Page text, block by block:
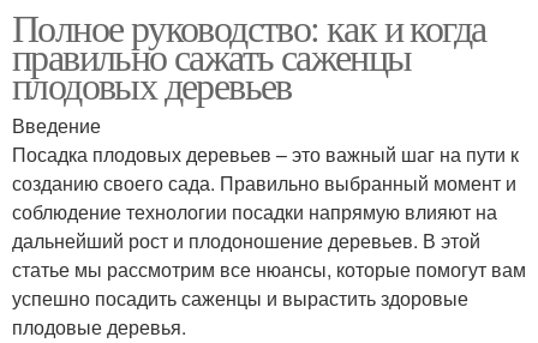
Полное руководство: как и когда
правильно сажать саженцы
плодовых деревьев
Введение
Посадка плодовых деревьев – это важный шаг на пути к
созданию своего сада. Правильно выбранный момент и
соблюдение технологии посадки напрямую влияют на
дальнейший рост и плодоношение деревьев. В этой
статье мы рассмотрим все нюансы, которые помогут вам
успешно посадить саженцы и вырастить здоровые
плодовые деревья.